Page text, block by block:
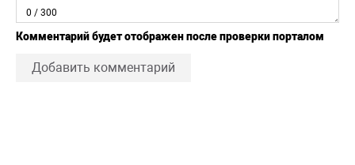
0 / 300
Комментарий будет отображен после проверки порталом
Добавить комментарий